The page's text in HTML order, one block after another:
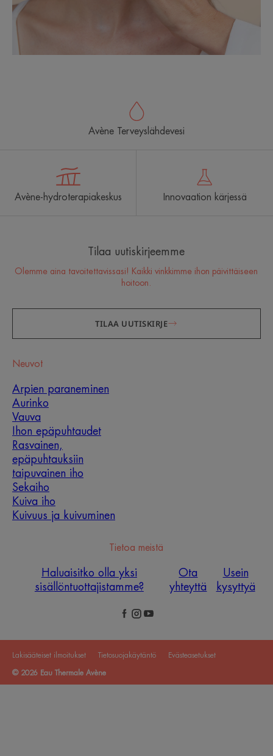
Avène Terveyslähdevesi
Avène-hydroterapiakeskus Innovaation kärjessä
Tilaa uutiskirjeemme
Olemme aina tavoitettavissasi! Kaikki vinkkimme ihon päivittäiseen
hoitoon.
TILAA UUTISKIRJE
Neuvot
Arpien paraneminen
Aurinko
Vauva
Ihon epäpuhtaudet
Rasvainen,
epäpuhtauksiin
taipuvainen iho
Sekaiho
Kuiva iho
Kuivuus ja kuivuminen
Tietoa meistä
Haluaisitko olla yksi
sisällöntuottajistamme?
Ota
yhteyttä
Usein
kysyttyä
Lakisääteiset ilmoitukset Tietosuojakäytäntö Evästeasetukset
© 2026 Eau Thermale Avène